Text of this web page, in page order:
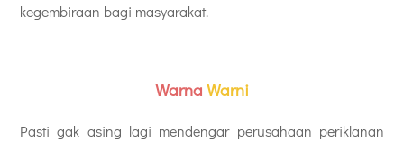
kegembiraan bagi masyarakat.
Warna Warni
Pasti gak asing lagi mendengar perusahaan periklanan